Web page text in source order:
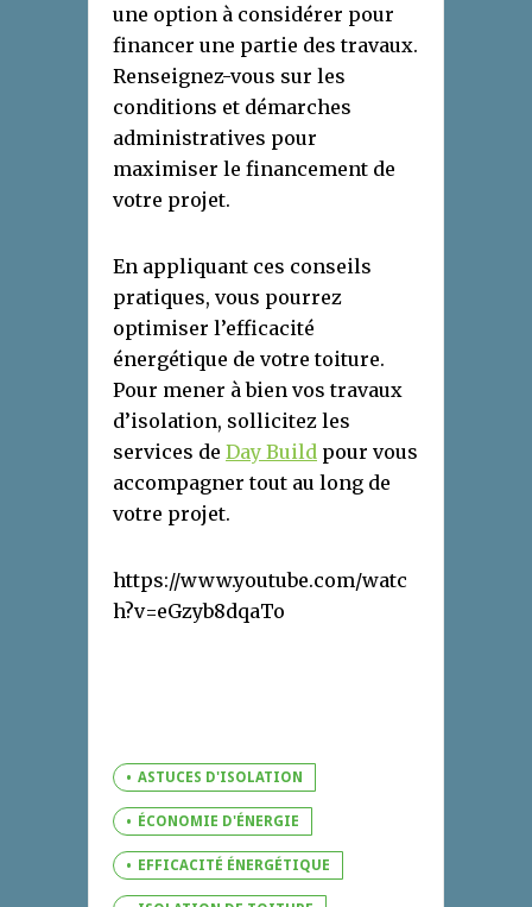
une option à considérer pour
financer une partie des travaux.
Renseignez-vous sur les
conditions et démarches
administratives pour
maximiser le financement de
votre projet.
En appliquant ces conseils
pratiques, vous pourrez
optimiser l’efficacité
énergétique de votre toiture.
Pour mener à bien vos travaux
d’isolation, sollicitez les
services de Day Build pour vous
accompagner tout au long de
votre projet.
https://www.youtube.com/watc
h?v=eGzyb8dqaTo
ASTUCES D'ISOLATION
ÉCONOMIE D'ÉNERGIE
EFFICACITÉ ÉNERGÉTIQUE